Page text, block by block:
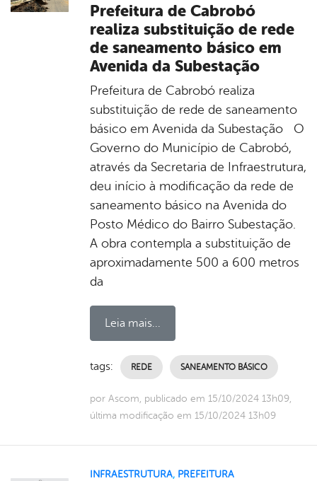
Prefeitura de Cabrobó
realiza substituição de rede
de saneamento básico em
Avenida da Subestação
Prefeitura de Cabrobó realiza
substituição de rede de saneamento
básico em Avenida da Subestação O
Governo do Município de Cabrobó,
através da Secretaria de Infraestrutura,
deu início à modificação da rede de
saneamento básico na Avenida do
Posto Médico do Bairro Subestação.
A obra contempla a substituição de
aproximadamente 500 a 600 metros
da
Leia mais...
tags: REDE SANEAMENTO BÁSICO
por Ascom, publicado em 15/10/2024 13h09,
última modificação em 15/10/2024 13h09
INFRAESTRUTURA, PREFEITURA